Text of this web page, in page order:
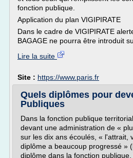
fonction publique.
Application du plan VIGIPIRATE
Dans le cadre de VIGIPIRATE
BAGAGE ne pourra être introduit
Lire la suite
Site : https://www.paris.fr
Quels diplômes pour
Publiques
Dans la fonction publique
devant une administration de «
sur les dix ans écoulés, « l'attrait,
diplôme a beaucoup progressé »
diplôme dans la fonction